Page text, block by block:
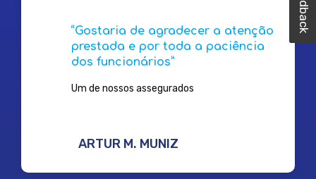
“Gostaria de agradecer a atenção
prestada e por toda a paciência
dos funcionários”
Um de nossos assegurados
ARTUR M. MUNIZ